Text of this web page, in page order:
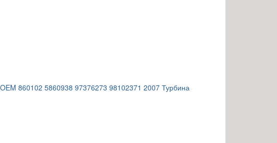
860102 5860938 97376273 98102371 2007 Турбина